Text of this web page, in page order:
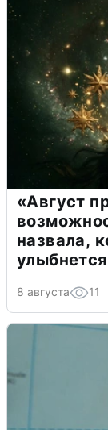
«Август
назвала,
8 августа 11